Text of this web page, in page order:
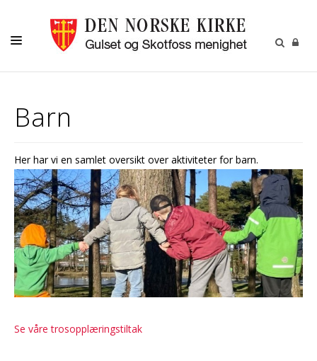
LILLEFOT BARNEHAGE
UNGDOM
VOKSNE
KALENDER
KONTAKT
RÅD OG UTVALG
Barn
Her har vi en samlet oversikt over aktiviteter for barn.
Se våre trosopplæringstiltak